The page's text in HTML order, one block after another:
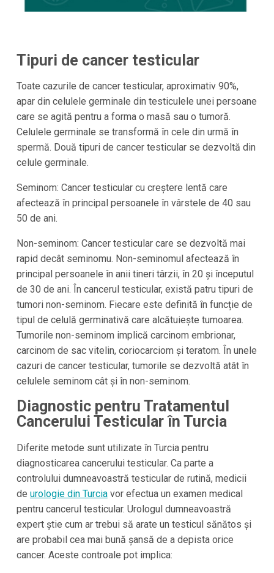
Tipuri de cancer testicular
Toate cazurile de cancer testicular, aproximativ 90%,
apar din celulele germinale din testiculele unei persoane
care se agită pentru a forma o masă sau o tumoră.
Celulele germinale se transformă în cele din urmă în
spermă. Două tipuri de cancer testicular se dezvoltă din
celule germinale.
Seminom: Cancer testicular cu creștere lentă care
afectează în principal persoanele în vârstele de 40 sau
50 de ani.
Non-seminom: Cancer testicular care se dezvoltă mai
rapid decât seminomu. Non-seminomul afectează în
principal persoanele în anii tineri târzii, în 20 și începutul
de 30 de ani. În cancerul testicular, există patru tipuri de
tumori non-seminom. Fiecare este definită în funcție de
tipul de celulă germinativă care alcătuiește tumoarea.
Tumorile non-seminom implică carcinom embrionar,
carcinom de sac vitelin, coriocarciom și teratom. În unele
cazuri de cancer testicular, tumorile se dezvoltă atât în
celulele seminom cât și în non-seminom.
Diagnostic pentru Tratamentul
Cancerului Testicular în Turcia
Diferite metode sunt utilizate în Turcia pentru
diagnosticarea cancerului testicular. Ca parte a
controlului dumneavoastră testicular de rutină, medicii
de urologie din Turciavor efectua un examen medical
pentru cancerul testicular. Urologul dumneavoastră
expert știe cum ar trebui să arate un testicul sănătos și
are probabil cea mai bună șansă de a depista orice
cancer. Aceste controale pot implica: